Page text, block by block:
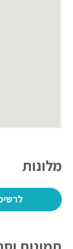
מלונות